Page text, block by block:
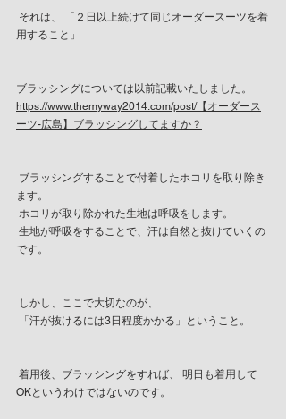
用すること」
ブラッシングについては以前記載いたしました。
https://www.themyway2014.com/post/【オーダース
ーツ-広島】ブラッシングしてますか？
ます。
ホコリが取り除かれた生地は呼吸をします。
です。
しかし、ここで大切なのが、
「汗が抜けるには3日程度かかる」ということ。
OKというわけではないのです。